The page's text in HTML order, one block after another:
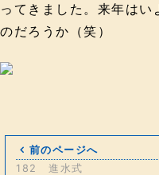
ってきました。来年は
のだろうか（笑）
前のページへ
182 進水式